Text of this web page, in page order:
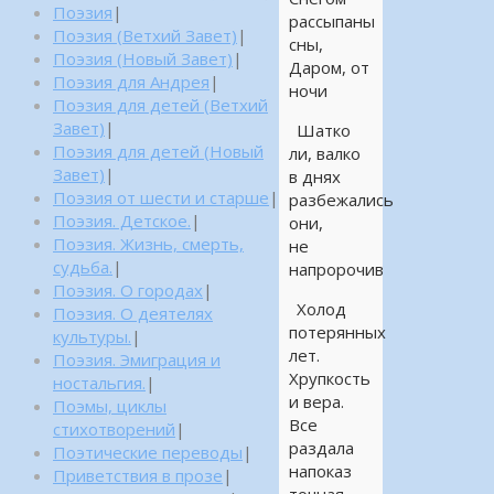
рассыпаны
сны,
Даром, от
ночи
Шатко
ли, валко
в днях
разбежались
они,
не
напророчив
Холод
потерянных
лет.
Хрупкость
и вера.
Все
раздала
напоказ
Поэзия |
Поэзия (Ветхий Завет) |
Поэзия (Новый Завет) |
Поэзия для Андрея |
Поэзия для детей (Ветхий
Завет) |
Поэзия для детей (Новый
Завет) |
Поэзия от шести и старше |
Поэзия. Детское. |
Поэзия. Жизнь, смерть,
судьба. |
Поэзия. О городах |
Поэзия. О деятелях
культуры. |
Поэзия. Эмиграция и
ностальгия. |
Поэмы, циклы
стихотворений |
Поэтические переводы |
Приветствия в прозе |